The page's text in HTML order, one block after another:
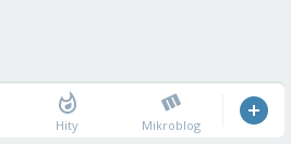
Hity Mikroblog